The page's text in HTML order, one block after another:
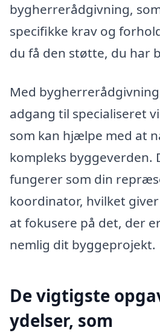
bygherrerådgivning,
specifikke krav og
du få den støtte, du har
Med bygherrerådgivning
adgang til specialiseret
som kan hjælpe med at
kompleks byggeverden.
fungerer som din
koordinator, hvilket
at fokusere på det, der
nemlig dit byggeprojekt.
De vigtigste
ydelser, som